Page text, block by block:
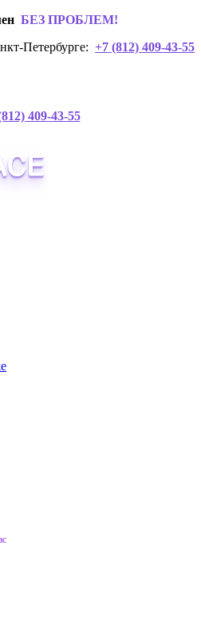
БЕЗ ПРОБЛЕМ!
Петербурге: +7 (812) 409-43-55
409-43-55